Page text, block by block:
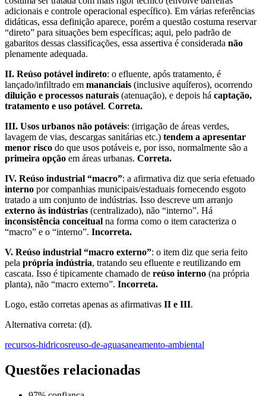
adicionais e controle operacional específico). Em várias referências
didáticas, essa definição aparece, porém a questão costuma reservar
“direto” para situações bem específicas; aqui, pelo padrão de
gabaritos dessas classificações, essa assertiva é considerada não
plenamente adequada.
II. Reúso potável indireto: o efluente, após tratamento, é
lançado/infiltrado em mananciais (inclusive aquíferos), ocorrendo
diluição e processos naturais (atenuação), e depois há captação,
tratamento e uso potável. Correta.
III. Usos urbanos não potáveis: (irrigação de áreas verdes,
lavagem de vias, descargas sanitárias etc.) tendem a apresentar
menor risco do que usos potáveis e, por isso, normalmente são a
primeira opção em áreas urbanas. Correta.
IV. Reúso industrial “macro”: a afirmativa diz que seria efetuado
interno por companhias municipais/estaduais fornecendo esgoto
tratado a um conjunto de indústrias. Isso descreve um arranjo
externo às indústrias (centralizado), não “interno”. Há
inconsistência conceitual na forma como o item caracteriza o
“macro” e o “interno”. Incorreta.
V. Reúso industrial “macro externo”: o item diz que seria feito
pela própria indústria, tratando seu efluente e reutilizando em
cascata. Isso é tipicamente chamado de reúso interno (na própria
planta), não “macro externo”. Incorreta.
Logo, estão corretas apenas as afirmativas II e III.
Alternativa correta: (d).
recursos-hidricosreuso-de-aguasaneamento-ambiental
Questões relacionadas